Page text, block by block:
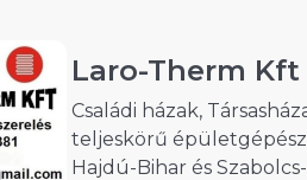
Laro-Therm Kft
Családi házak,
teljeskörű
Hajdú-Bihar és